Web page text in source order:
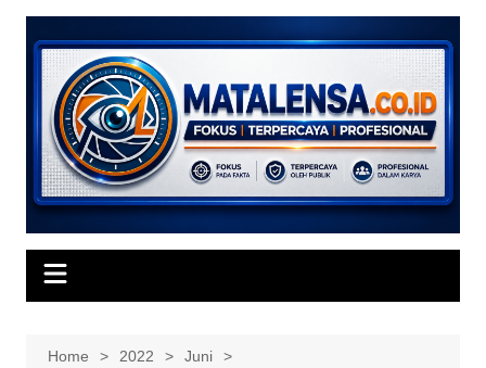
Skip
content
Home 2022
Juni